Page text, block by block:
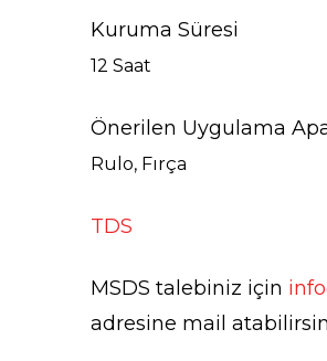
Kuruma Süresi
12 Saat
Önerilen Uygulama
Rulo, Fırça
TDS
MSDS talebiniz için
adresine mail